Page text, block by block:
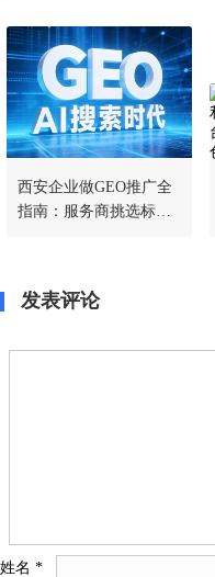
西安企业做GEO推广全
指南：服务商挑选标准
发表评论
姓名 *